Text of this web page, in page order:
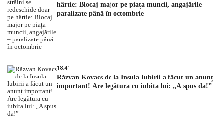
hârtie: Blocaj major pe piața muncii, angajările –
paralizate până în octombrie
18:41
Răzvan Kovacs de la Insula Iubirii a făcut un anunț
important! Are legătura cu iubita lui: „A spus da!”